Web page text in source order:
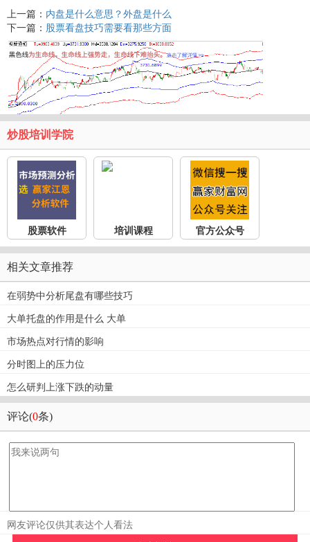
上一篇： 内盘是什么意思？外盘是什么
下一篇： 股票看盘技巧需要看那些方面
炒股培训学院
股票软件 培训课程 官方公众号
相关文章推荐
在弱势中分析尾盘有哪些技巧
大单托盘的作用是什么 大单
市场热点对行情的影响
分时图上的压力位
怎么研判上涨下跌的动量
评论(0条)
网友评论仅供其表达个人看法